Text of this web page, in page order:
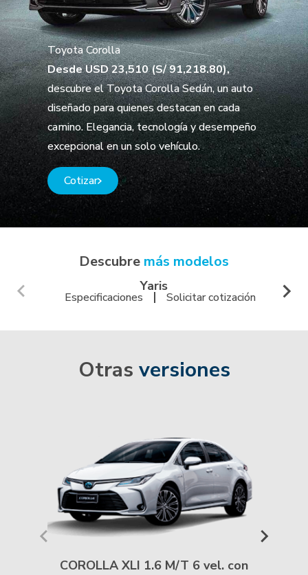
Toyota Corolla
Desde USD 23,510 (S/ 91,218.80),
descubre el Toyota Corolla Sedán, un auto
diseñado para quienes destacan en cada
camino. Elegancia, tecnología y desempeño
excepcional en un solo vehículo.
Cotizar
Descubre más modelos
Yaris
Especificaciones Solicitar cotización
Otras versiones
COROLLA XLI 1.6 M/T 6 vel. con